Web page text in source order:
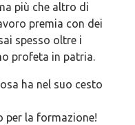
più che altro di
premia con dei
spesso oltre i
profeta in patria.
ha nel suo cesto
per la formazione!